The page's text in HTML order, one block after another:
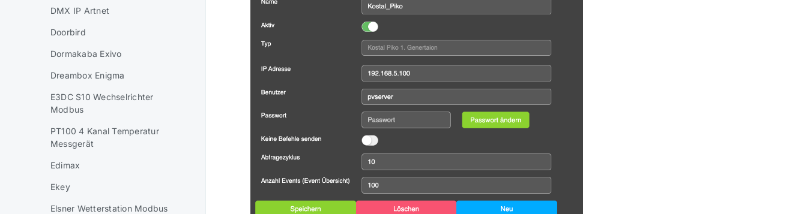
DMX IP Artnet
Doorbird
Dormakaba Exivo
Dreambox Enigma
E3DC S10 Wechselrichter
Modbus
PT100 4 Kanal Temperatur
Messgerät
Edimax
Ekey
Elsner Wetterstation Modbus